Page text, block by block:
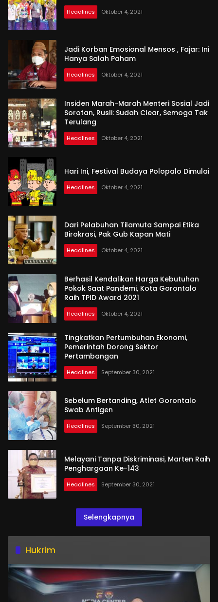
Headlines Oktober 4, 2021
Jadi Korban Emosional Mensos , Fajar: Ini
Hanya Salah Paham
Headlines Oktober 4, 2021
Insiden Marah-Marah Menteri Sosial Jadi
Sorotan, Rusli: Sudah Clear, Semoga Tak
Terulang
Headlines Oktober 4, 2021
Hari Ini, Festival Budaya Polopalo Dimulai
Headlines Oktober 4, 2021
Dari Pelabuhan Tilamuta Sampai Etika
Birokrasi, Pak Gub Kapan Mati
Headlines Oktober 4, 2021
Berhasil Kendalikan Harga Kebutuhan
Pokok Saat Pandemi, Kota Gorontalo
Raih TPID Award 2021
Headlines Oktober 4, 2021
Tingkatkan Pertumbuhan Ekonomi,
Pemerintah Dorong Sektor
Pertambangan
Headlines September 30, 2021
Sebelum Bertanding, Atlet Gorontalo
Swab Antigen
Headlines September 30, 2021
Melayani Tanpa Diskriminasi, Marten Raih
Penghargaan Ke-143
Headlines September 30, 2021
Selengkapnya
Hukrim